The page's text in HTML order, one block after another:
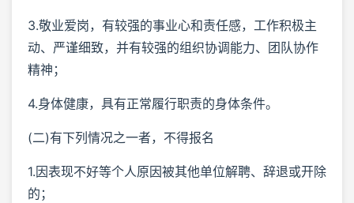
3.敬业爱岗，有较强的事业心和责任感，工作积极主
动、严谨细致，并有较强的组织协调能力、团队协作
精神；
4.身体健康，具有正常履行职责的身体条件。
(二)有下列情况之一者，不得报名
1.因表现不好等个人原因被其他单位解聘、辞退或开除
的；